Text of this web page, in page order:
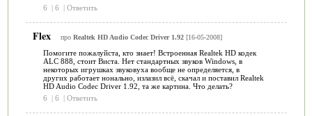
6
| 6 | Ответить
Flex про Realtek HD Audio Codec Driver 1.92[16-05-2008]
Помогите пожалуйста, кто знает! Встроенная Realtek HD кодек
ALC 888, стоит Виста. Нет стандартных звуков Windows, в
некоторых игрушках звуковуха вообще не определяется, в
других работает нонально, излазил всё, скачал и поставил Realtek
HD Audio Codec Driver 1.92, та же картина. Что делать?
6
| 6 | Ответить